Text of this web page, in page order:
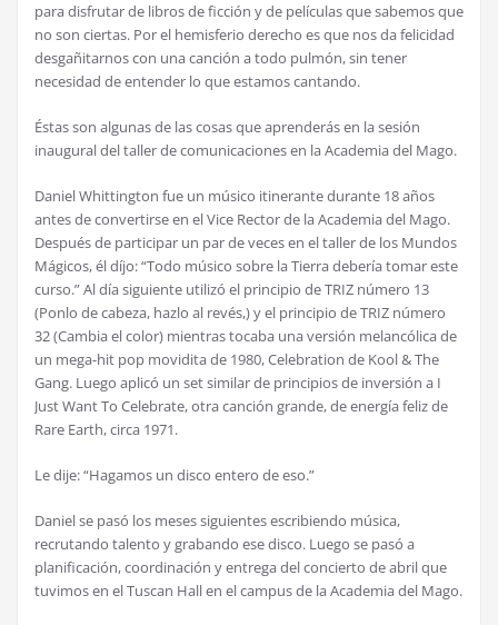
para disfrutar de libros de ficción y de películas que sabemos que
no son ciertas. Por el hemisferio derecho es que nos da felicidad
desgañitarnos con una canción a todo pulmón, sin tener
necesidad de entender lo que estamos cantando.
Éstas son algunas de las cosas que aprenderás en la sesión
inaugural del taller de comunicaciones en la Academia del Mago.
Daniel Whittington fue un músico itinerante durante 18 años
antes de convertirse en el Vice Rector de la Academia del Mago.
Después de participar un par de veces en el taller de los Mundos
Mágicos,él díjo: “Todo músico sobre la Tierra debería tomar este
curso.” Al día siguiente utilizó el principio de TRIZ número 13
(Ponlo de cabeza, hazlo al revés,) y el principio de TRIZ número
32 (Cambia el color) mientras tocaba una versión melancólica de
un mega-hit pop movidita de 1980, Celebration de Kool & The
Gang. Luego aplicó un set similar de principios de inversión a I
Just Want To Celebrate, otra canción grande, de energía feliz de
Rare Earth, circa 1971.
Le dije: “Hagamos un disco entero de eso.”
Daniel se pasó los meses siguientes escribiendo música,
recrutando talento y grabando ese disco. Luego se pasó a
planificación, coordinación y entrega del concierto de abril que
tuvimos en el Tuscan Hall en el campus de la Academia del Mago.